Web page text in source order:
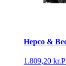
Hepco &
1.809,20 kr.